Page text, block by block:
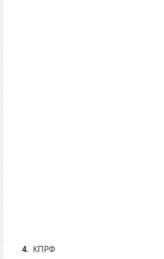
4. КПРФ